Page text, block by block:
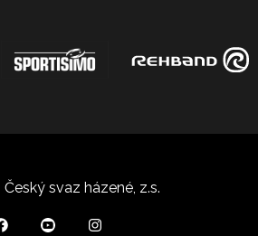
svaz házené, z.s.